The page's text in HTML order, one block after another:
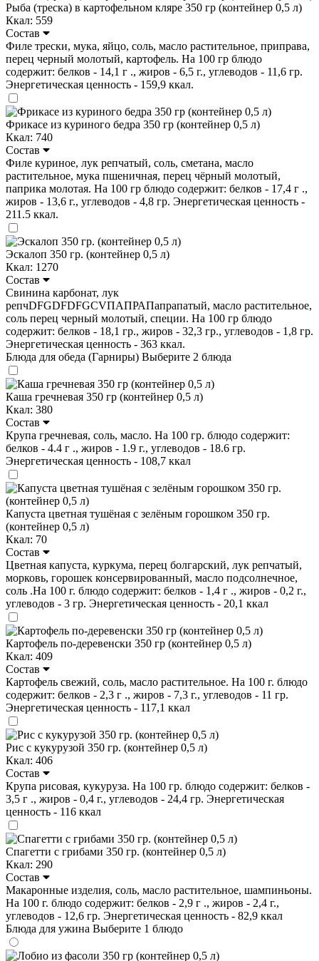
Рыба (треска) в картофельном кляре 350 гр (контейнер 0,5 л)
Ккал: 559
Состав
Филе трески, мука, яйцо, соль, масло растительное, приправа,
перец черный молотый, картофель. На 100 гр блюдо
содержит: белков - 14,1 г ., жиров - 6,5 г., углеводов - 11,6 гр.
Энергетическая ценность - 159,9 ккал.
Фрикасе из куриного бедра 350 гр (контейнер 0,5 л)
Ккал: 740
Состав
Филе куриное, лук репчатый, соль, сметана, масло
растительное, мука пшеничная, перец чёрный молотый,
паприка молотая. На 100 гр блюдо содержит: белков - 17,4 г .,
жиров - 13,6 г., углеводов - 4,8 гр. Энергетическая ценность -
211.5 ккал.
Эскалоп 350 гр. (контейнер 0,5 л)
Ккал: 1270
Состав
Свинина карбонат, лук
репчDFGDFDFGCVПАПРАПапрапатый, масло растительное,
соль перец черный молотый, специи. На 100 гр блюдо
содержит: белков - 18,1 гр., жиров - 32,3 гр., углеводов - 1,8 гр.
Энергетическая ценность - 363 ккал.
Блюда для обеда (Гарниры) Выберите 2 блюда
Каша гречневая 350 гр (контейнер 0,5 л)
Ккал: 380
Состав
Крупа гречневая, соль, масло. На 100 гр. блюдо содержит:
белков - 4.4 г ., жиров - 1.9 г., углеводов - 18.6 гр.
Энергетическая ценность - 108,7 ккал
Капуста цветная тушёная с зелёным горошком 350 гр.
(контейнер 0,5 л)
Ккал: 70
Состав
Цветная капуста, куркума, перец болгарский, лук репчатый,
морковь, горошек консервированный, масло подсолнечное,
соль .На 100 г. блюдо содержит: белков - 1,4 г ., жиров - 0,2 г.,
углеводов - 3 гр. Энергетическая ценность - 20,1 ккал
Картофель по-деревенски 350 гр (контейнер 0,5 л)
Ккал: 409
Состав
Картофель свежий, соль, масло растительное. На 100 г. блюдо
содержит: белков - 2,3 г ., жиров - 7,3 г., углеводов - 11 гр.
Энергетическая ценность - 117,1 ккал
Рис с кукурузой 350 гр. (контейнер 0,5 л)
Ккал: 406
Состав
Крупа рисовая, кукуруза. На 100 гр. блюдо содержит: белков -
3,5 г ., жиров - 0,4 г., углеводов - 24,4 гр. Энергетическая
ценность - 116 ккал
Спагетти с грибами 350 гр. (контейнер 0,5 л)
Ккал: 290
Состав
Макаронные изделия, соль, масло растительное, шампиньоны.
На 100 г. блюдо содержит: белков - 2,9 г ., жиров - 2,4 г.,
углеводов - 12,6 гр. Энергетическая ценность - 82,9 ккал
Блюда для ужина Выберите 1 блюдо